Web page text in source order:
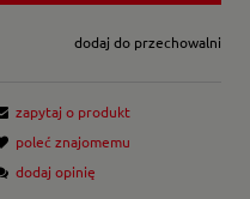
dodaj do przechowalni
zapytaj o produkt
poleć znajomemu
dodaj opinię